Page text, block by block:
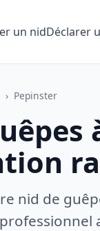
un nidDéclarer
› Pepinster
nid de